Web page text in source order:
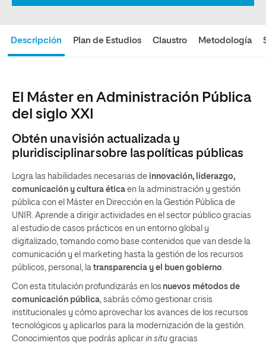
Descripción Plan de Estudios Claustro Metodología
El Máster en Administración Pública
del siglo XXI
Obtén una visión actualizada y
pluridisciplinar sobre las políticas públicas
Logra las habilidades necesarias de innovación, liderazgo,
comunicación y cultura ética en la administración y gestión
pública con el Máster en Dirección en la Gestión Pública de
UNIR. Aprende a dirigir actividades en el sector público gracias
al estudio de casos prácticos en un entorno global y
digitalizado, tomando como base contenidos que van desde la
comunicación y el marketing hasta la gestión de los recursos
públicos, personal, la transparencia y el buen gobierno.
Con esta titulación profundizarás en los nuevos métodos de
comunicación pública, sabrás cómo gestionar crisis
institucionales y cómo aprovechar los avances de los recursos
tecnológicos y aplicarlos para la modernización de la gestión.
Conocimientos que podrás aplicar in situ gracias